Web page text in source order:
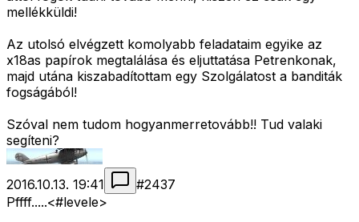
mellékküldi!
Az utolsó elvégzett komolyabb feladataim egyike az
x18as papírok megtalálása és eljuttatása Petrenkonak,
majd utána kiszabadítottam egy Szolgálatost a banditák
fogságából!
Szóval nem tudom hogyanmerretovább!! Tud valaki
segíteni?
2016.10.13. 19:41 #2437
Pffff.....<#levele>